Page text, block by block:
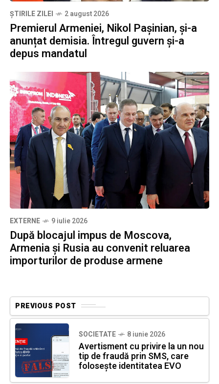
ȘTIRILE ZILEI 2 august 2026
Premierul Armeniei, Nikol Pașinian, și-a
anunțat demisia. Întregul guvern și-a
depus mandatul
EXTERNE 9 iulie 2026
După blocajul impus de Moscova,
Armenia și Rusia au convenit reluarea
importurilor de produse armene
PREVIOUS POST
SOCIETATE 8 iunie 2026
Avertisment cu privire la un nou
tip de fraudă prin SMS, care
folosește identitatea EVO